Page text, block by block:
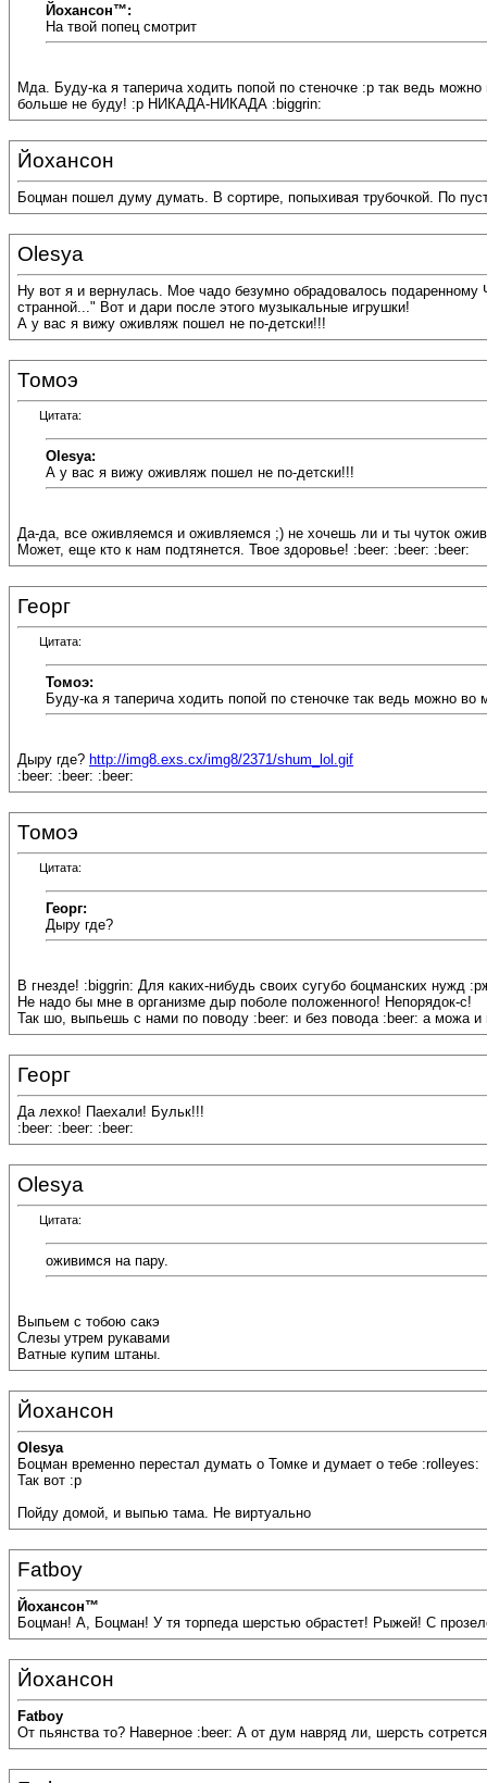
Йохансон™:
На твой попец смотрит
Мда. Буду-ка я таперича ходить попой по стеночке :p так ведь
больше не буду! :p НИКАДА-НИКАДА :biggrin:
Йохансон
Боцман пошел думу думать. В сортире, попыхивая трубочкой. По
Olesya
Ну вот я и вернулась. Мое чадо безумно обрадовалось
странной..." Вот и дари после этого музыкальные игрушки!
А у вас я вижу оживляж пошел не по-детски!!!
Томоэ
Цитата:
Olesya:
А у вас я вижу оживляж пошел не по-детски!!!
Да-да, все оживляемся и оживляемся ;) не хочешь ли и ты чуток
Может, еще кто к нам подтянется. Твое здоровье! :beer: :beer: :beer:
Георг
Цитата:
Томоэ:
Буду-ка я таперича ходить попой по стеночке так ведь можно
Дыру где? http://img8.exs.cx/img8/2371/shum_lol.gif
:beer: :beer: :beer:
Томоэ
Цитата:
Георг:
Дыру где?
В гнезде! :biggrin: Для каких-нибудь своих сугубо боцманских нужд
Не надо бы мне в организме дыр поболе положенного! Непорядок-с!
Так шо, выпьешь с нами по поводу :beer: и без повода :beer: а можа и
Георг
Да лехко! Паехали! Бульк!!!
:beer: :beer: :beer:
Olesya
Цитата:
оживимся на пару.
Выпьем с тобою сакэ
Слезы утрем рукавами
Ватные купим штаны.
Йохансон
Olesya
Боцман временно перестал думать о Томке и думает о тебе :rolleyes:
Так вот :p
Пойду домой, и выпью тама. Не виртуально
Fatboy
Йохансон™
Боцман! А, Боцман! У тя торпеда шерстью обрастет! Рыжей! С
Йохансон
Fatboy
От пьянства то? Наверное :beer: А от дум навряд ли, шерсть